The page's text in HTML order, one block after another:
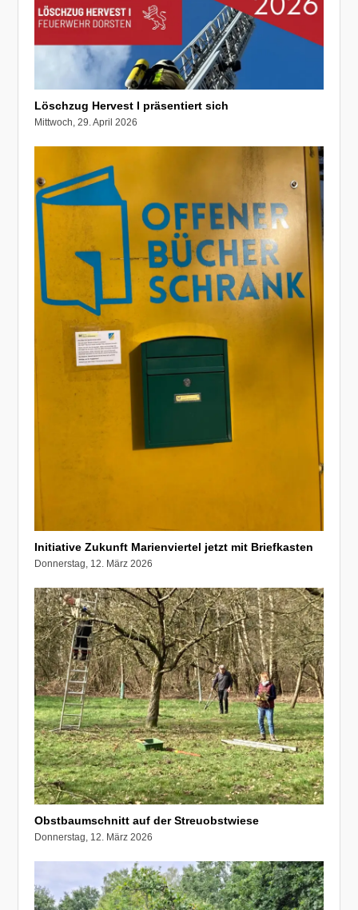
Löschzug Hervest I präsentiert sich
Mittwoch, 29. April 2026
Initiative Zukunft Marienviertel jetzt mit Briefkasten
Donnerstag, 12. März 2026
Obstbaumschnitt auf der Streuobstwiese
Donnerstag, 12. März 2026